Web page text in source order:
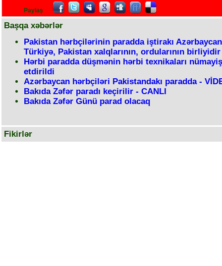
Paylaş
Başqa xəbərlər
Pakistan hərbçilərinin paradda iştirakı
Türkiyə, Pakistan xalqlarının, ordularının birliyidir
Hərbi paradda düşmənin hərbi texnikaları nümayiş
etdirildi
Azərbaycan hərbçiləri Pakistandakı paradda -
Bakıda Zəfər paradı keçirilir - CANLI
Bakıda Zəfər Günü parad olacaq
Fikirlər